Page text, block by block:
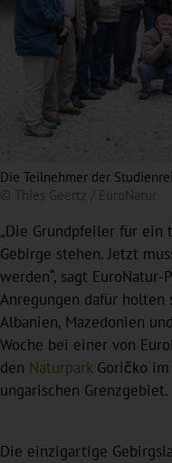
Die Teilnehmer der
© Thies Geertz / EuroNatur
„Die Grundpfeiler für ein
Gebirge stehen. Jetzt
werden“, sagt
Anregungen dafür
Albanien, Mazedonien
Woche bei einer von
den Naturpark Goričko
ungarischen Grenzgebiet.
Die einzigartige